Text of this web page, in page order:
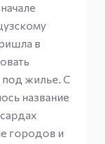
в
жилье. С
название
городов и